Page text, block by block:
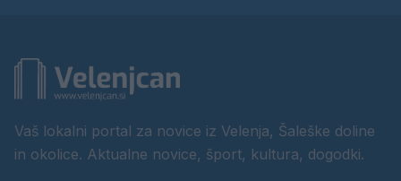
Vaš lokalni portal za novice iz Velenja, Šaleške doline
in okolice. Aktualne novice, šport, kultura, dogodki.